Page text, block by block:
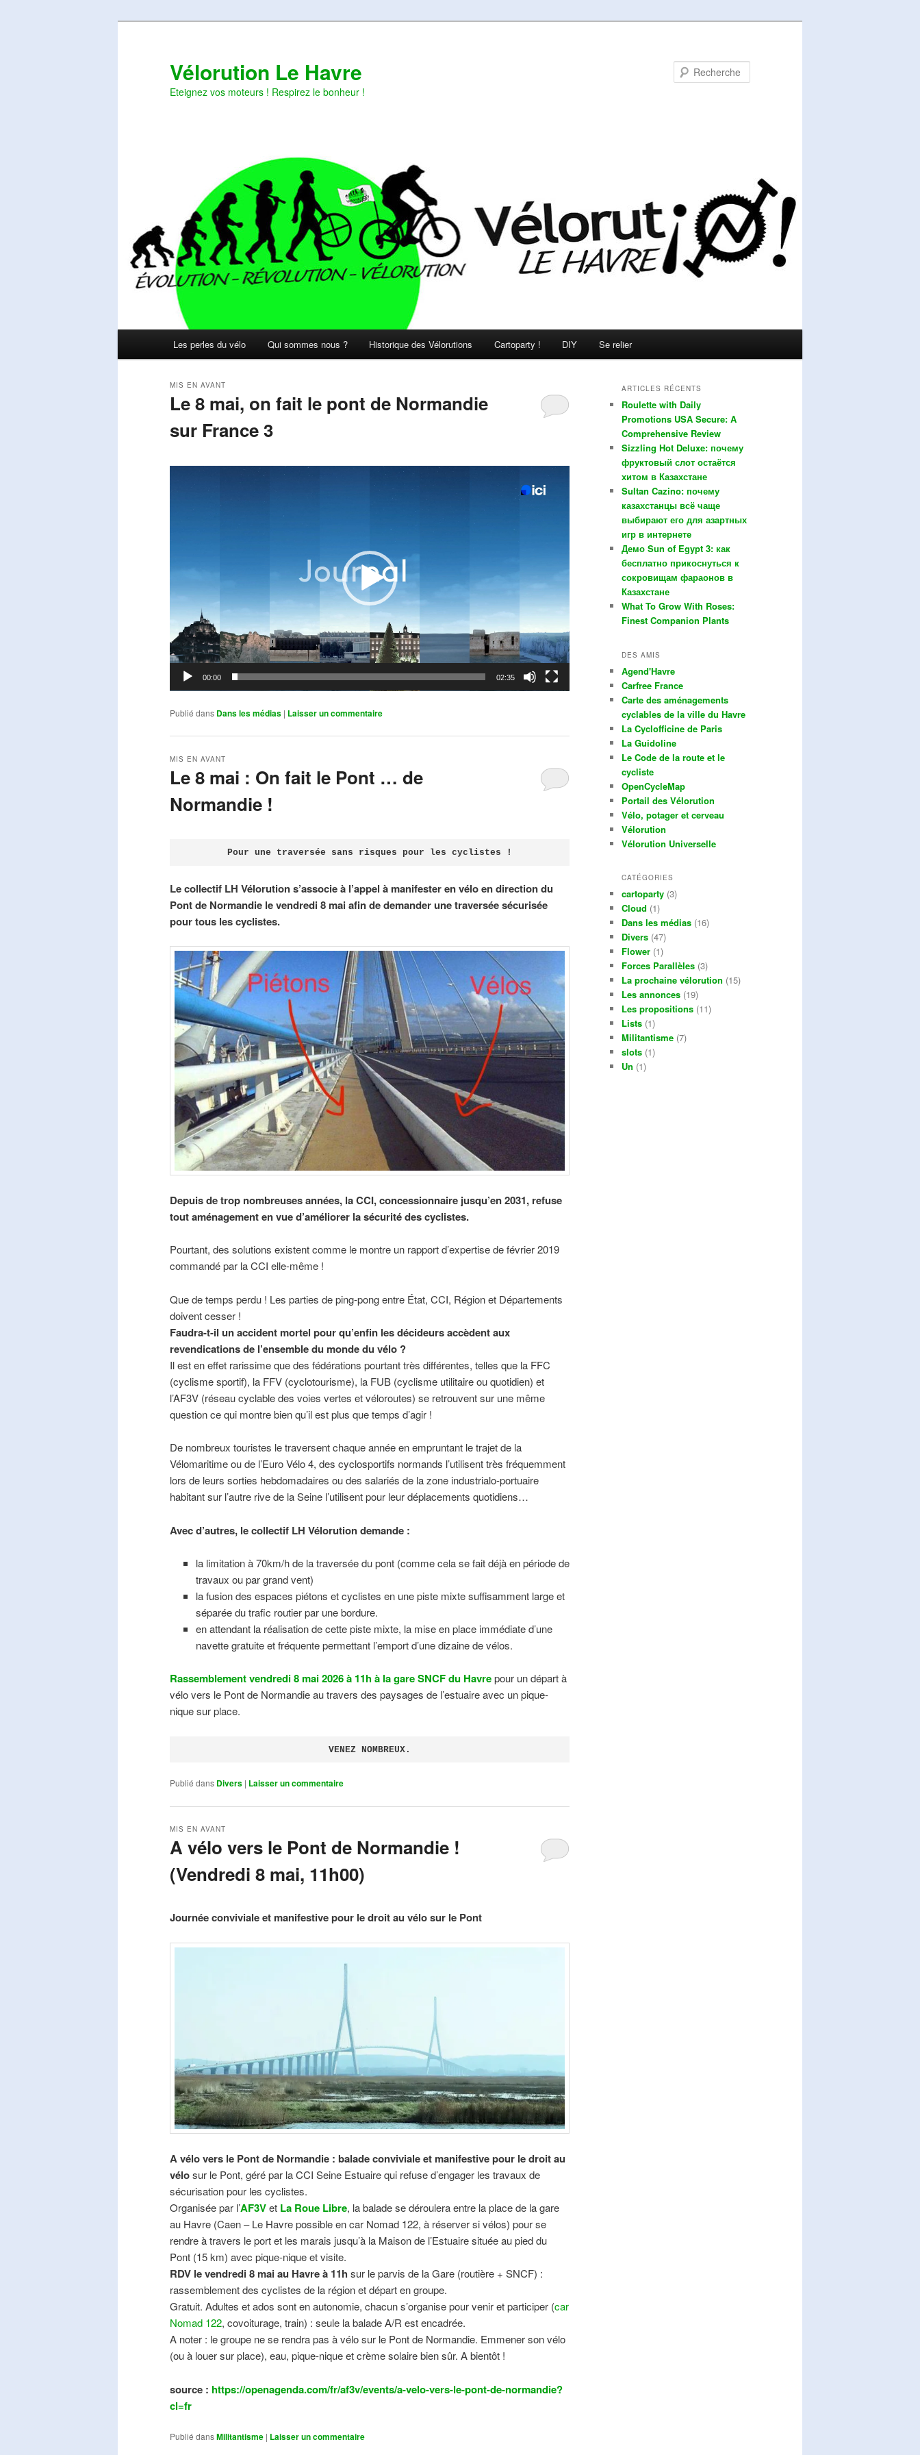
Vélorution Le Havre
Eteignez vos moteurs ! Respirez le bonheur !
Les perles du vélo Qui sommes nous ? Historique des Vélorutions Cartoparty ! DIY Se relier
Le 8 mai, on fait le pont de Normandie
sur France 3
MIS EN AVANT
00:00 02:35
Publié dans Dans les médias | Laisser un commentaire
Le 8 mai : On fait le Pont … de
Normandie !
MIS EN AVANT
Pour une traversée sans risques pour les cyclistes !
Le collectif LH Vélorution s’associe à l’appel à manifester en vélo en direction du
Pont de Normandie le vendredi 8 mai afin de demander une traversée sécurisée
pour tous les cyclistes.
Depuis de trop nombreuses années, la CCI, concessionnaire jusqu’en 2031, refuse
tout aménagement en vue d’améliorer la sécurité des cyclistes.
Pourtant, des solutions existent comme le montre un rapport d’expertise de février 2019
commandé par la CCI elle-même !
Que de temps perdu ! Les parties de ping-pong entre État, CCI, Région et Départements
doivent cesser !
Faudra-t-il un accident mortel pour qu’enfin les décideurs accèdent aux
revendications de l’ensemble du monde du vélo ?
Il est en effet rarissime que des fédérations pourtant très différentes, telles que la FFC
(cyclisme sportif), la FFV (cyclotourisme), la FUB (cyclisme utilitaire ou quotidien) et
l’AF3V (réseau cyclable des voies vertes et véloroutes) se retrouvent sur une même
question ce qui montre bien qu’il est plus que temps d’agir !
De nombreux touristes le traversent chaque année en empruntant le trajet de la
Vélomaritime ou de l’Euro Vélo 4, des cyclosportifs normands l’utilisent très fréquemment
lors de leurs sorties hebdomadaires ou des salariés de la zone industrialo-portuaire
habitant sur l’autre rive de la Seine l’utilisent pour leur déplacements quotidiens…
Avec d’autres, le collectif LH Vélorution demande :
la limitation à 70km/h de la traversée du pont (comme cela se fait déjà en période de
travaux ou par grand vent)
la fusion des espaces piétons et cyclistes en une piste mixte suffisamment large et
séparée du trafic routier par une bordure.
en attendant la réalisation de cette piste mixte, la mise en place immédiate d’une
navette gratuite et fréquente permettant l’emport d’une dizaine de vélos.
Rassemblement vendredi 8 mai 2026 à 11h à la gare SNCF du Havrepour un départ à
vélo vers le Pont de Normandie au travers des paysages de l’estuaire avec un pique-
nique sur place.
VENEZ NOMBREUX.
Publié dans Divers | Laisser un commentaire
A vélo vers le Pont de Normandie !
(Vendredi 8 mai, 11h00)
MIS EN AVANT
Journée conviviale et manifestive pour le droit au vélo sur le Pont
A vélo vers le Pont de Normandie : balade conviviale et manifestivepour le droit au
vélosur le Pont, géré par la CCI Seine Estuaire qui refuse d’engager les travaux de
sécurisation pour les cyclistes.
Organisée par l’AF3Vet La Roue Libre, la balade se déroulera entre la place de la gare
au Havre (Caen – Le Havre possible en car Nomad 122, à réserver si vélos) pour se
rendre à travers le port et les marais jusqu’à la Maison de l’Estuaire située au pied du
Pont (15 km) avec pique-nique et visite.
RDV le vendredi 8 mai au Havre à 11h sur le parvis de la Gare (routière + SNCF) :
rassemblement des cyclistes de la région et départ en groupe.
Gratuit. Adultes et ados sont en autonomie, chacun s’organise pour venir et participer (car
Nomad 122, covoiturage, train) : seule la balade A/R est encadrée.
A noter : le groupe ne se rendra pas à vélo sur le Pont de Normandie. Emmener son vélo
(ou à louer sur place), eau, pique-nique et crème solaire bien sûr. A bientôt !
source : https://openagenda.com/fr/af3v/events/a-velo-vers-le-pont-de-normandie?
cl=fr
Publié dansMilitantisme | Laisser un commentaire
ARTICLES RÉCENTS
Roulette with Daily
Promotions USA Secure: A
Comprehensive Review
Sizzling Hot Deluxe: почему
фруктовый слот остаётся
хитом в Казахстане
Sultan Cazino: почему
казахстанцы всё чаще
выбирают его для азартных
игр в интернете
Демо Sun of Egypt 3: как
бесплатно прикоснуться к
сокровищам фараонов в
Казахстане
What To Grow With Roses:
Finest Companion Plants
DES AMIS
Agend'Havre
Carfree France
Carte des aménagements
cyclables de la ville du Havre
La Cyclofficine de Paris
La Guidoline
Le Code de la route et le
cycliste
OpenCycleMap
Portail des Vélorution
Vélo, potager et cerveau
Vélorution
Vélorution Universelle
CATÉGORIES
cartoparty (3)
Cloud (1)
Dans les médias (16)
Divers (47)
Flower (1)
Forces Parallèles (3)
La prochaine vélorution (15)
Les annonces (19)
Les propositions (11)
Lists (1)
Militantisme (7)
slots (1)
Un (1)